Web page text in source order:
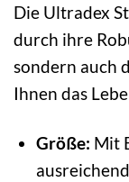
Die Ultradex
durch ihre
sondern auch
Ihnen das
Größe: Mit